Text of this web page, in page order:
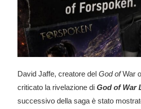
David Jaffe, creatore del God ofWar
criticato la rivelazione di God of War
successivo della saga è stato